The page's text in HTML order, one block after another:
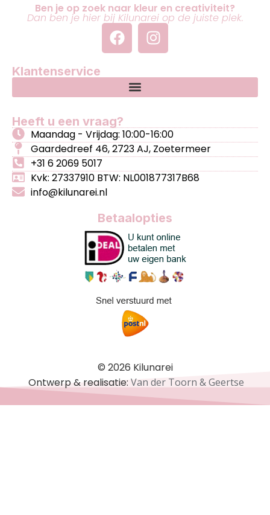
Ben je op zoek naar kleur en creativiteit?
Dan ben je hier bij Kilunarei op de juiste plek.
Klantenservice
Heeft u een vraag?
Maandag - Vrijdag: 10:00-16:00
Gaardedreef 46, 2723 AJ, Zoetermeer
+31 6 2069 5017
Kvk: 27337910 BTW: NL001877317B68
info@kilunarei.nl
Betaalopties
© 2026 Kilunarei
Ontwerp & realisatie:Van der Toorn & Geertse